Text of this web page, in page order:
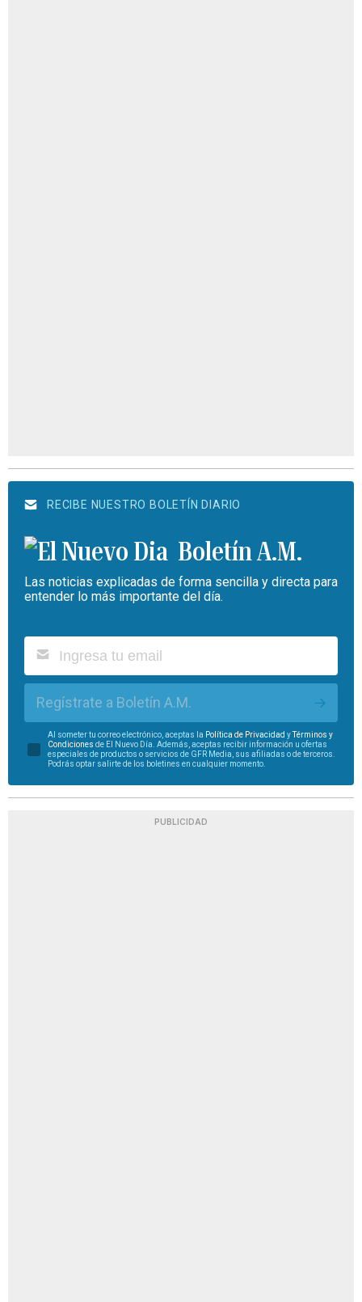
RECIBE NUESTRO BOLETÍN DIARIO
Boletín A.M.
Las noticias explicadas de forma sencilla y directa para
entender lo más importante del día.
Regístrate a Boletín A.M.
Al someter tu correo electrónico, aceptas la Política de Privacidad yTérminos y
Condiciones de El Nuevo Día. Además, aceptas recibir información u ofertas
especiales de productos o servicios de GFR Media, sus afiliadas o de terceros.
Podrás optar salirte de los boletines en cualquier momento.
PUBLICIDAD